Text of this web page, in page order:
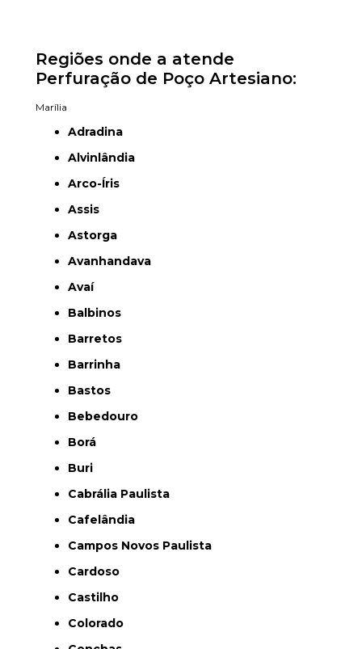
Regiões onde a atende
Perfuração de Poço Artesiano:
Marília
Adradina
Alvinlândia
Arco-Íris
Assis
Astorga
Avanhandava
Avaí
Balbinos
Barretos
Barrinha
Bastos
Bebedouro
Borá
Buri
Cabrália Paulista
Cafelândia
Campos Novos Paulista
Cardoso
Castilho
Colorado